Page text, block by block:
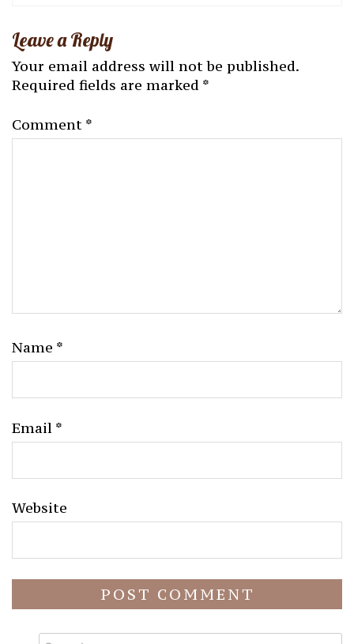
Leave a Reply
Your email address will not be published.
Required fields are marked *
Comment *
Name *
Email *
Website